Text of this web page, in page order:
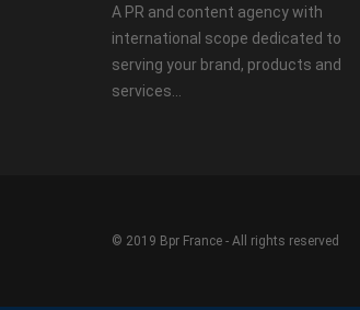
A PR and content agency with
international scope dedicated to
serving your brand, products and
services...
© 2019 Bpr France - All rights reserved